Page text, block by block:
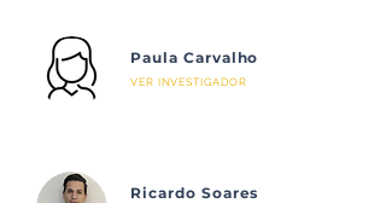
Paula Carvalho
VER INVESTIGADOR
Ricardo Soares